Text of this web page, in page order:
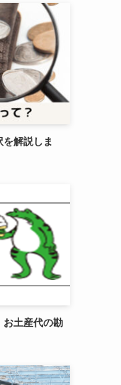
解説しま
お土産代の勘